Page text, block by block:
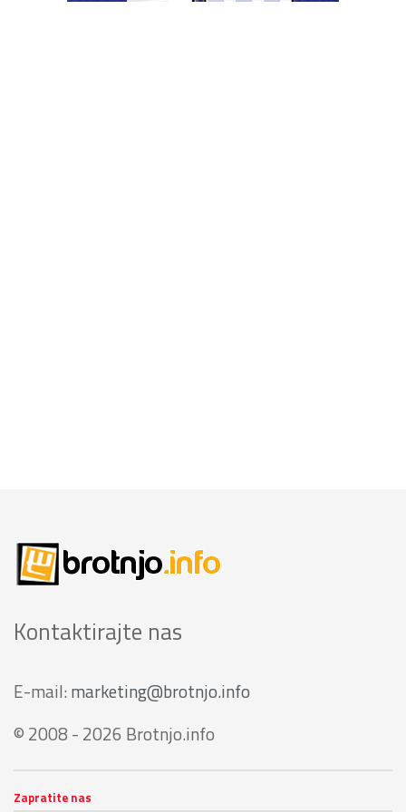
Kontaktirajte nas
E-mail: marketing@brotnjo.info
© 2008 - 2026 Brotnjo.info
Zapratite nas